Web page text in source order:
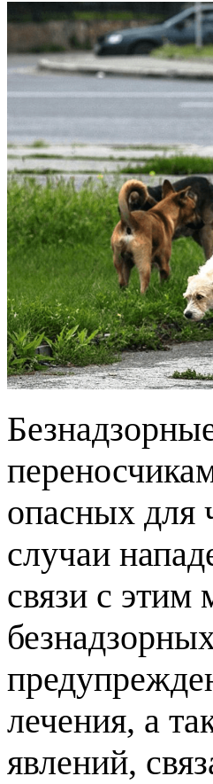
опасных для
случаи
связи с
лечения, а
явлений,